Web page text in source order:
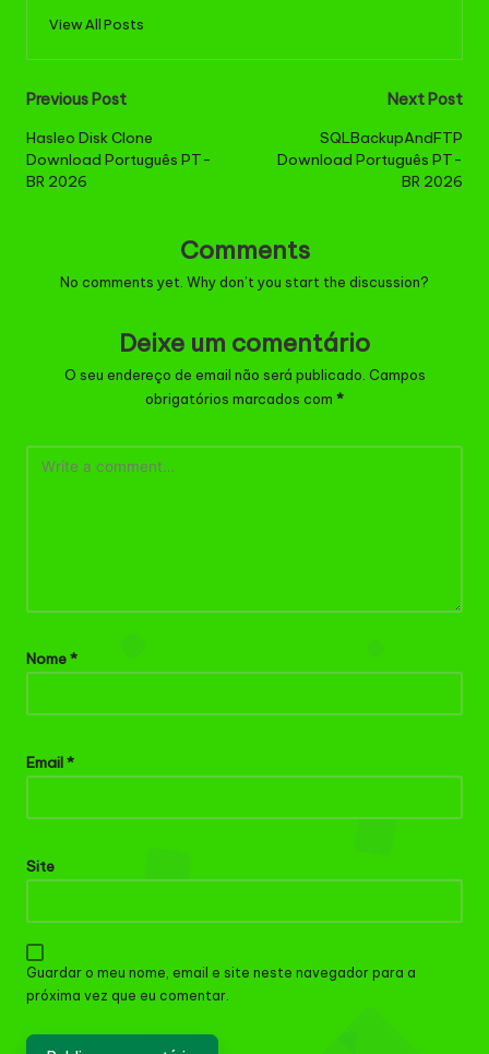
View All Posts
Post
navigation
Previous Post
Hasleo Disk Clone
Download Português PT-
BR 2026
Next Post
SQLBackupAndFTP
Download Português PT-
BR 2026
Comments
No comments yet. Why don’t you start the discussion?
Deixe um comentário
O seu endereço de email não será publicado. Campos
obrigatórios marcados com *
Nome*
Email*
Site
Guardar o meu nome, email e site neste navegador para a
próxima vez que eu comentar.